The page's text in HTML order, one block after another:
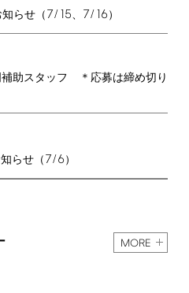
らせ（7/15、 7/16）
補助スタッフ ＊応募は締め切り
らせ（7/6）
MORE